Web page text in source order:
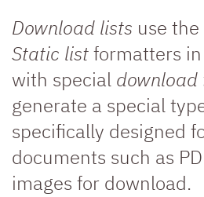
Download lists use the
Static listformatters
with special download
generate a special
specifically designed
documents such as
images for download.